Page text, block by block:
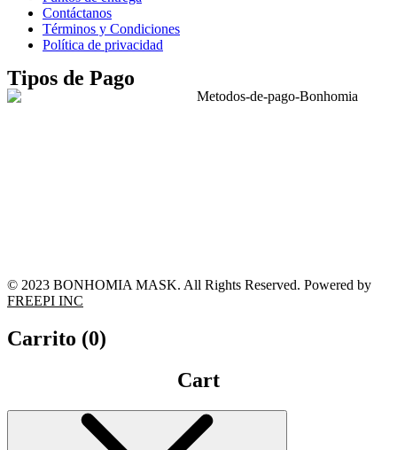
Contáctanos
Términos y Condiciones
Política de privacidad
Tipos de Pago
© 2023 BONHOMIA MASK. All Rights Reserved. Powered by
FREEPI INC
Carrito (0)
Cart